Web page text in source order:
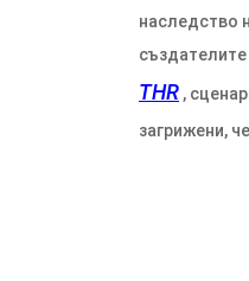
наследство
THR ,
загрижени,